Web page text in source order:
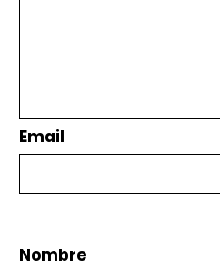
Email
Nombre